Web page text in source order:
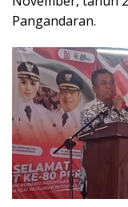
Pangandaran.